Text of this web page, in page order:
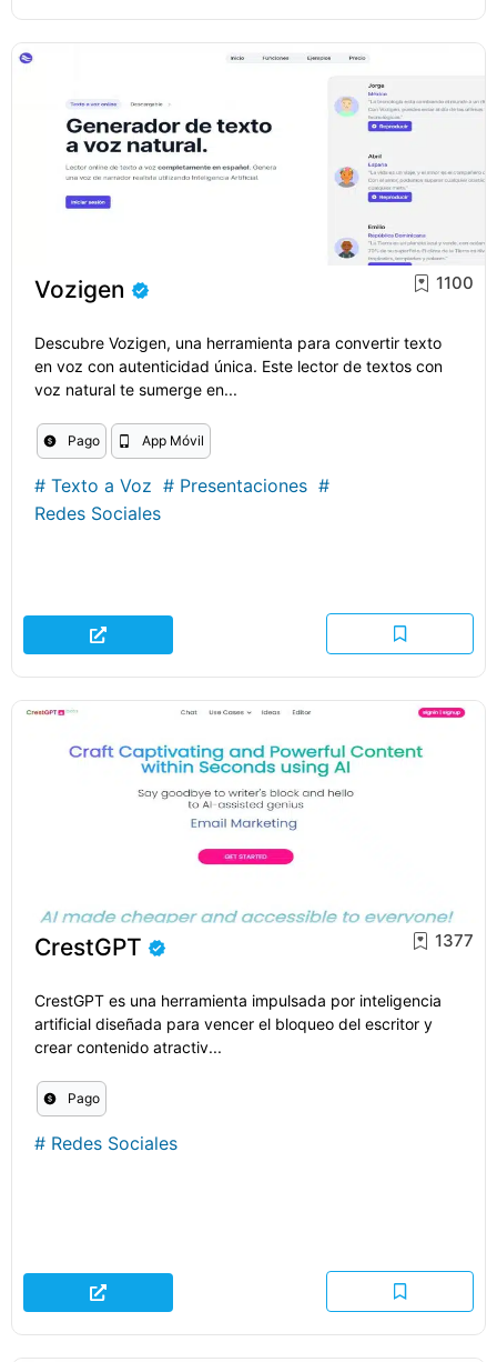
Vozigen 1100
Descubre Vozigen, una herramienta para convertir texto
en voz con autenticidad única. Este lector de textos con
voz natural te sumerge en...
Pago App Móvil
# Texto a Voz # Presentaciones #
Redes Sociales
CrestGPT 1377
CrestGPT es una herramienta impulsada por inteligencia
artificial diseñada para vencer el bloqueo del escritor y
crear contenido atractiv...
Pago
# Redes Sociales